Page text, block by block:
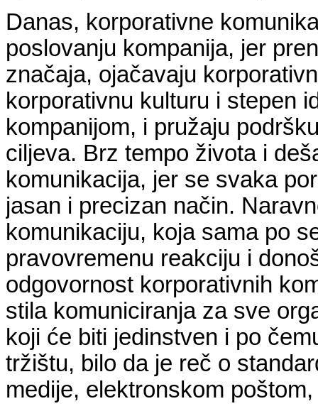
Danas, korporativne
poslovanju kompanija, jer
značaja, ojačavaju
korporativnu kulturu i stepen
kompanijom, i pružaju
ciljeva. Brz tempo života i
komunikacija, jer se svaka
jasan i precizan način.
komunikaciju, koja sama po
pravovremenu reakciju i
odgovornost korporativnih
stila komuniciranja za sve
koji će biti jedinstven i po
tržištu, bilo da je reč o
medije, elektronskom